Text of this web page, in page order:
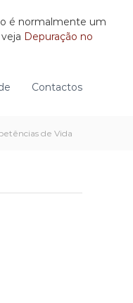
é normalmente um
Depuração no
Contactos
de Vida